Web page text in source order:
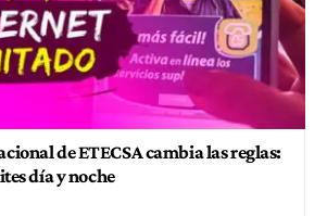
de ETECSA cambia las reglas:
día y noche